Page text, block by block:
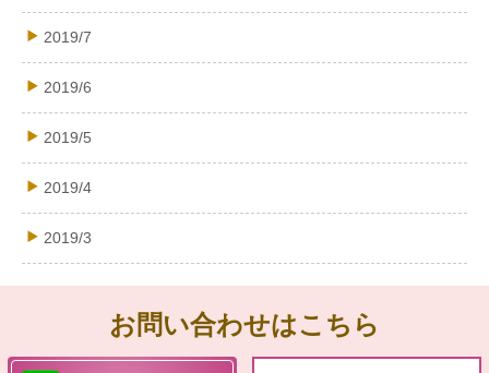
2019/7
2019/6
2019/5
2019/4
2019/3
お問い合わせはこちら